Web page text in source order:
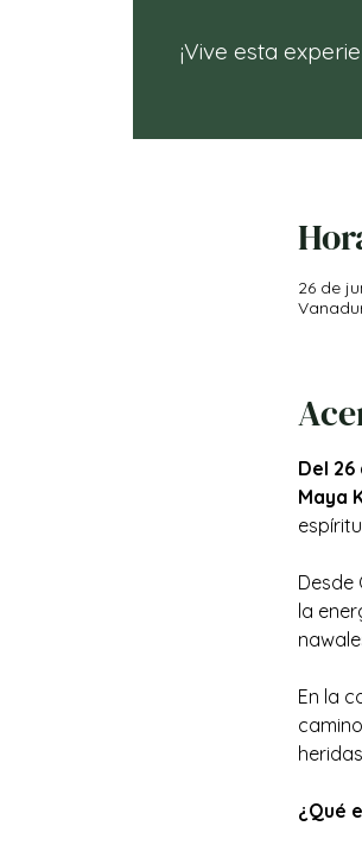
¡Vive esta
26 de
Del 26
Maya
Desde
la
En la
¿Qué